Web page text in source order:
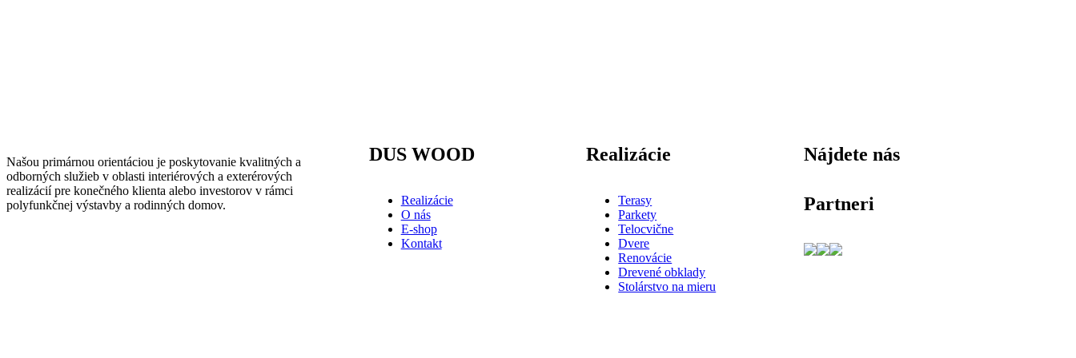
Našou primárnou orientáciou je poskytovanie kvalitných a
odborných služieb v oblasti interiérových a exterérových
realizácií pre konečného klienta alebo investorov v rámci
polyfunkčnej výstavby a rodinných domov.
DUS WOOD
Realizácie
O nás
E-shop
Kontakt
Realizácie
Terasy
Parkety
Telocvične
Dvere
Renovácie
Drevené obklady
Stolárstvo na mieru
Nájdete nás
Partneri